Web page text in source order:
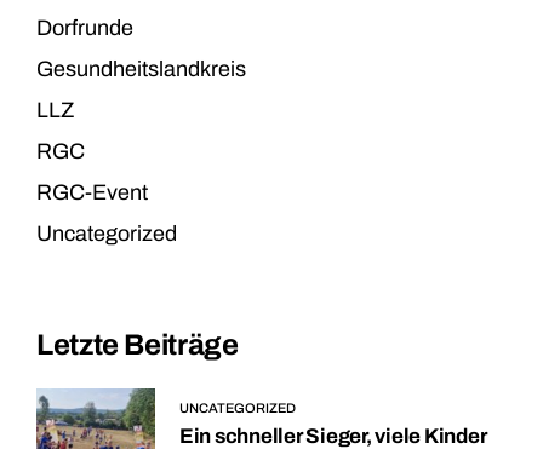
Dorfrunde
Gesundheitslandkreis
LLZ
RGC
RGC-Event
Uncategorized
Letzte Beiträge
UNCATEGORIZED
Ein schneller Sieger, viele Kinder